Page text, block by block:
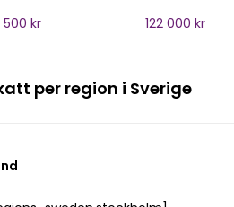
500 kr
122 000 kr
per region i Sverige